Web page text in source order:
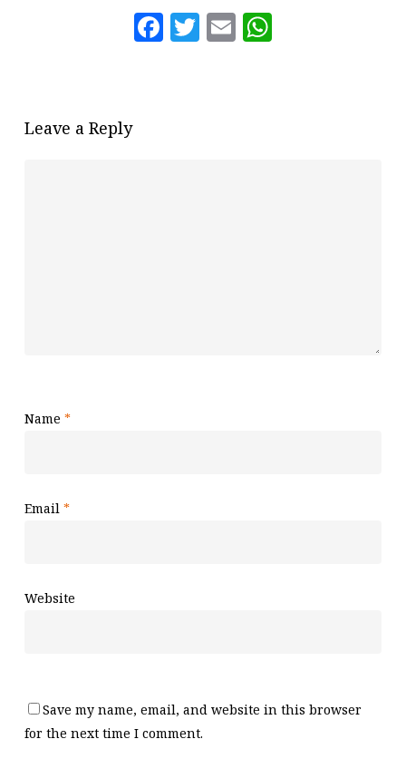
Facebook
Twitter
Email
Leave a Reply
Name *
Email *
Website
Save my name, email, and website in this browser
for the next time I comment.